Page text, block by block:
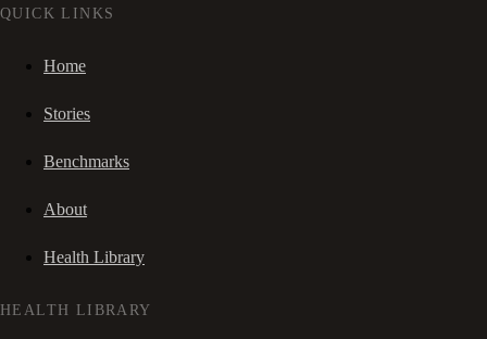
QUICK LINKS
Home
Stories
Benchmarks
About
Health Library
HEALTH LIBRARY